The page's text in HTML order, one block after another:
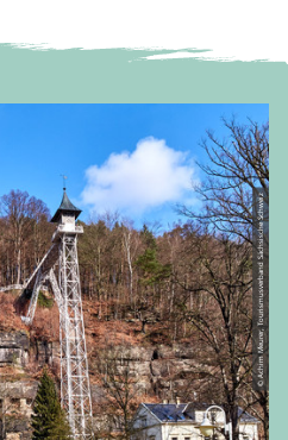
© Achim Meurer, Tourismusverband Sächsische Schweiz